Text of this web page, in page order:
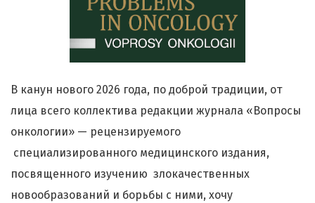
В канун нового 2026 года, по доброй традиции, от
лица всего коллектива редакции журнала «Вопросы
онкологии» — рецензируемого
специализированного медицинского издания,
посвященного изучению злокачественных
новообразований и борьбы с ними, хочу